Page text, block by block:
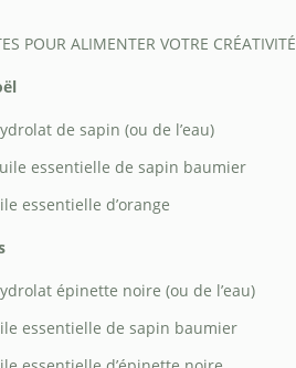
POUR ALIMENTER VOTRE CRÉATIVITÉ
de sapin (ou de l’eau)
essentielle de sapin baumier
essentielle d’orange
épinette noire (ou de l’eau)
essentielle de sapin baumier